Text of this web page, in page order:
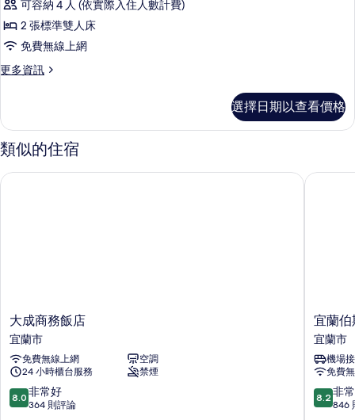
可容納 4 人 (依實際入住人數計費)
2 張標準雙人床
免費無線上網
更多資訊
更
四
人
房
詳
選擇日期以查看價格
類似的住宿
大
成
商
務
飯
店
宜
大成商務飯店
宜蘭市
免費無線上網
空調
24 小時櫃台服務
禁煙
8.0
分，
8.0 非常好
364 則評論
大成商務飯店
宜
蘭
伯
斯
飯
店
宜
宜蘭伯
宜蘭市
機場
免費
8.2
分，
8.2 非
846
宜蘭伯